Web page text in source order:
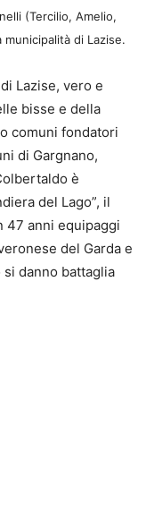
(Tercilio, Amelio,
di Lazise.
Lazise, vero e
bisse e della
comuni fondatori
di Gargnano,
è
del Lago”, il
47 anni equipaggi
del Garda e
si danno battaglia